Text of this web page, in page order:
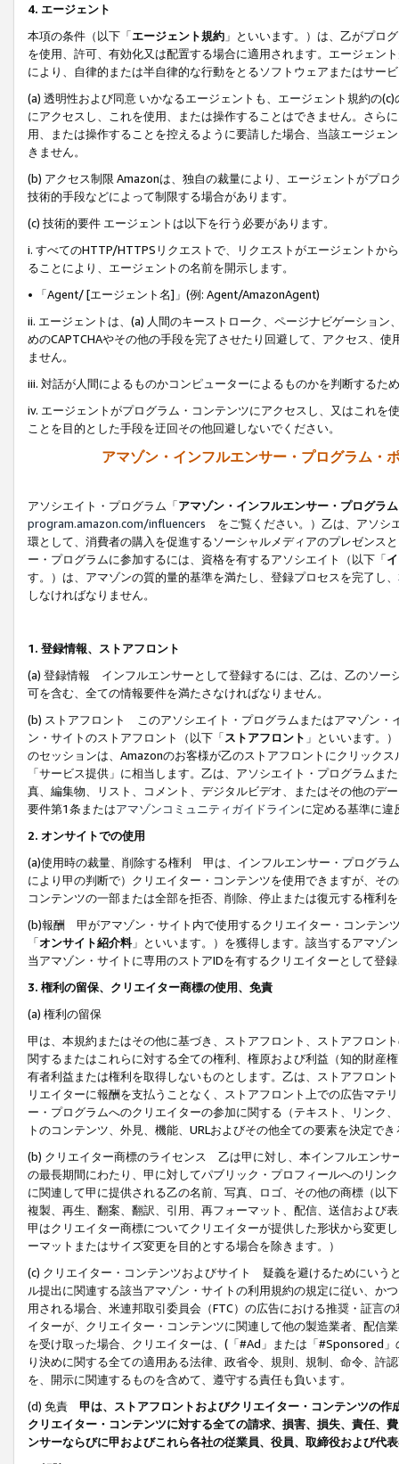
4. エージェント
本項の条件（以下「エージェント規約 」といいます。）は、乙がプロ
を使用、許可、有効化又は配置する場合に適用されます。エージェン
により、自律的または半自律的な行動をとるソフトウェアまたはサー
(a) 透明性および同意 いかなるエージェントも、エージェント規約の
にアクセスし、これを使用、または操作することはできません。さら
用、または操作することを控えるように要請した場合、当該エージェ
きません。
(b) アクセス制限 Amazonは、独自の裁量により、エージェントがプ
技術的手段などによって制限する場合があります。
(c) 技術的要件 エージェントは以下を行う必要があります。
i. すべてのHTTP/HTTPSリクエストで、リクエストがエージェントか
ることにより、エージェントの名前を開示します。
• 「Agent/ [エージェント名]」(例: Agent/AmazonAgent)
ii. エージェントは、(a) 人間のキーストローク、ページナビゲーショ
めのCAPTCHAやその他の手段を完了させたり回避して、アクセス、
ません。
iii. 対話が人間によるものかコンピューターによるものかを判断するた
iv. エージェントがプログラム・コンテンツにアクセスし、又はこれ
ことを目的とした手段を迂回その他回避しないでください。
アマゾン・インフルエンサー・プログラム・
アソシエイト・プログラム「アマゾン・インフルエンサー・プログラム
program.amazon.com/influencers をご覧ください。）乙は、アソシ
環として、消費者の購入を促進するソーシャルメディアのプレゼンス
ー・プログラムに参加するには、資格を有するアソシエイト（以下「
す。）は、アマゾンの質的量的基準を満たし、登録プロセスを完了し、
しなければなりません。
1. 登録情報、ストアフロント
(a) 登録情報 インフルエンサーとして登録するには、乙は、乙のソー
可を含む、全ての情報要件を満たさなければなりません。
(b) ストアフロント このアソシエイト・プログラムまたはアマゾン・
ン・サイトのストアフロント（以下「ストアフロント 」といいます。
のセッションは、Amazonのお客様が乙のストアフロントにクリック
「サービス提供」に相当します。乙は、アソシエイト・プログラム
真、編集物、リスト、コメント、デジタルビデオ、またはその他のデ
要件第1条またはアマゾンコミュニティガイドラインに定める基準に違
2. オンサイトでの使用
(a)使用時の裁量、削除する権利 甲は、インフルエンサー・プログラ
により甲の判断で）クリエイター・コンテンツを使用できますが、そ
コンテンツの一部または全部を拒否、削除、停止または復元する権利
(b)報酬 甲がアマゾン・サイト内で使用するクリエイター・コンテン
「オンサイト紹介料」といいます。）を獲得します。該当するアマゾ
当アマゾン・サイトに専用のストアIDを有するクリエイターとして登
3. 権利の留保、クリエイター商標の使用、免責
(a) 権利の留保
甲は、本規約またはその他に基づき、ストアフロント、ストアフロン
関するまたはこれらに対する全ての権利、権原および利益（知的財産
有者利益または権利を取得しないものとします。乙は、ストアフロン
リエイターに報酬を支払うことなく、ストアフロント上での広告マテ
ー・プログラムへのクリエイターの参加に関する（テキスト、リンク
トのコンテンツ、外見、機能、URLおよびその他全ての要素を決定で
(b) クリエイター商標のライセンス 乙は甲に対し、本インフルエンサ
の最長期間にわたり、甲に対してパブリック・プロフィールへのリン
に関連して甲に提供される乙の名前、写真、ロゴ、その他の商標（以
複製、再生、翻案、翻訳、引用、再フォーマット、配信、送信および
甲はクリエイター商標についてクリエイターが提供した形状から変更
ーマットまたはサイズ変更を目的とする場合を除きます。）
(c) クリエイター・コンテンツおよびサイト 疑義を避けるためにいう
ル提出に関連する該当アマゾン・サイトの利用規約の規定に従い、か
用される場合、米連邦取引委員会（FTC）の広告における推奨・証言
イターが、クリエイター・コンテンツに関連して他の製造業者、配信
を受け取った場合、クリエイターは、(「#Ad」または「#Sponsored
り決めに関する全ての適用ある法律、政省令、規則、規制、命令、許
を、開示に関連するものを含めて、遵守する責任も負います。
(d) 免責 甲は、ストアフロントおよびクリエイター・コンテンツの
クリエイター・コンテンツに対する全ての請求、損害、損失、責任、
ンサーならびに甲およびこれら各社の従業員、役員、取締役および代